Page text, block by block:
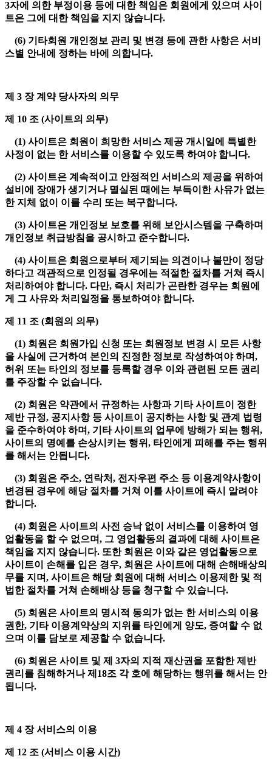
3자에 의한 부정이용 등에 대한 책임은 회원에게 있으며 사이
트은 그에 대한 책임을 지지 않습니다.
(6) 기타회원 개인정보 관리 및 변경 등에 관한 사항은 서비
스별 안내에 정하는 바에 의합니다.
제 3 장 계약 당사자의 의무
제 10 조 (사이트의 의무)
(1) 사이트은 회원이 희망한 서비스 제공 개시일에 특별한
사정이 없는 한 서비스를 이용할 수 있도록 하여야 합니다.
(2) 사이트은 계속적이고 안정적인 서비스의 제공을 위하여
설비에 장애가 생기거나 멸실된 때에는 부득이한 사유가 없는
한 지체 없이 이를 수리 또는 복구합니다.
(3) 사이트은 개인정보 보호를 위해 보안시스템을 구축하며
개인정보 취급방침을 공시하고 준수합니다.
(4) 사이트은 회원으로부터 제기되는 의견이나 불만이 정당
하다고 객관적으로 인정될 경우에는 적절한 절차를 거쳐 즉시
처리하여야 합니다. 다만, 즉시 처리가 곤란한 경우는 회원에
게 그 사유와 처리일정을 통보하여야 합니다.
제 11 조 (회원의 의무)
(1) 회원은 회원가입 신청 또는 회원정보 변경 시 모든 사항
을 사실에 근거하여 본인의 진정한 정보로 작성하여야 하며,
허위 또는 타인의 정보를 등록할 경우 이와 관련된 모든 권리
를 주장할 수 없습니다.
(2) 회원은 약관에서 규정하는 사항과 기타 사이트이 정한
제반 규정, 공지사항 등 사이트이 공지하는 사항 및 관계 법령
을 준수하여야 하며, 기타 사이트의 업무에 방해가 되는 행위,
사이트의 명예를 손상시키는 행위, 타인에게 피해를 주는 행위
를 해서는 안됩니다.
(3) 회원은 주소, 연락처, 전자우편 주소 등 이용계약사항이
변경된 경우에 해당 절차를 거쳐 이를 사이트에 즉시 알려야
합니다.
(4) 회원은 사이트의 사전 승낙 없이 서비스를 이용하여 영
업활동을 할 수 없으며, 그 영업활동의 결과에 대해 사이트은
책임을 지지 않습니다. 또한 회원은 이와 같은 영업활동으로
사이트이 손해를 입은 경우, 회원은 사이트에 대해 손해배상의
무를 지며, 사이트은 해당 회원에 대해 서비스 이용제한 및 적
법한 절차를 거쳐 손해배상 등을 청구할 수 있습니다.
(5) 회원은 사이트의 명시적 동의가 없는 한 서비스의 이용
권한, 기타 이용계약상의 지위를 타인에게 양도, 증여할 수 없
으며 이를 담보로 제공할 수 없습니다.
(6) 회원은 사이트 및 제 3자의 지적 재산권을 포함한 제반
권리를 침해하거나 제18조 각 호에 해당하는 행위를 해서는 안
됩니다.
제 4 장 서비스의 이용
제 12 조 (서비스 이용 시간)